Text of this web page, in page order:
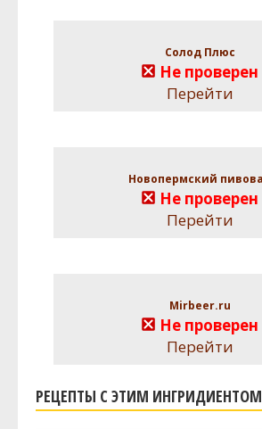
Солод Плюс
Не проверен
Перейти
Новопермский
Не проверен
Перейти
Mirbeer.ru
Не проверен
Перейти
РЕЦЕПТЫ С ЭТИМ ИНГРИДИЕНТОМ